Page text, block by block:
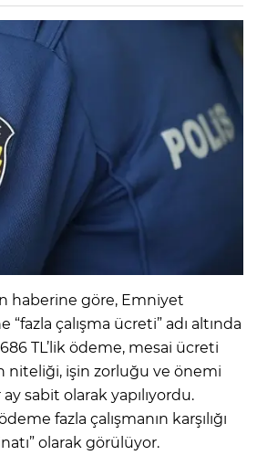
haberine göre, Emniyet
“fazla çalışma ücreti” adı altında
TL’lik ödeme, mesai ücreti
niteliği, işin zorluğu ve önemi
sabit olarak yapılıyordu.
fazla çalışmanın karşılığı
olarak görülüyor.